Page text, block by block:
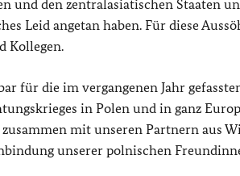
und den zentralasiatischen Staaten
Leid angetan haben. Für diese
Kollegen.
für die im vergangenen Jahr
in Polen und in ganz
mit unseren Partnern aus
unserer polnischen